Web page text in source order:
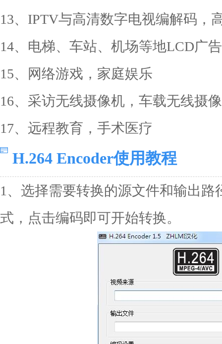
13、IPTV与高清数字电视编解码，
14、电梯、车站、机场等地LCD广
15、网络游戏，家庭娱乐
16、采访无线摄像机，车载无线摄
17、远程教育，手术医疗
H.264 Encoder使用教程
1、选择需要转换的源文件和输出
式，点击编码即可开始转换。